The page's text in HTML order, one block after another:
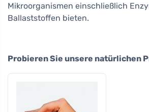
Mikroorganismen einschließlich
Ballaststoffen bieten.
Probieren Sie unsere natürlichen